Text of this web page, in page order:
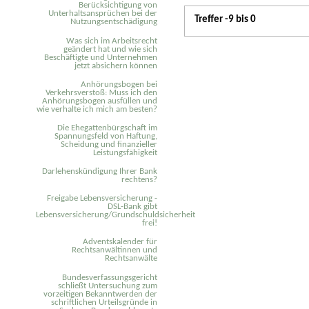
Treffer -9 bis 0
Berücksichtigung von
Unterhaltsansprüchen bei der
Nutzungsentschädigung
Was sich im Arbeitsrecht
geändert hat und wie sich
Beschäftigte und Unternehmen
jetzt absichern können
Anhörungsbogen bei
Verkehrsverstoß: Muss ich den
Anhörungsbogen ausfüllen und
wie verhalte ich mich am besten?
Die Ehegattenbürgschaft im
Spannungsfeld von Haftung,
Scheidung und finanzieller
Leistungsfähigkeit
Darlehenskündigung Ihrer Bank
rechtens?
Freigabe Lebensversicherung -
DSL-Bank gibt
Lebensversicherung/Grundschuldsicherheit
frei!
Adventskalender für
Rechtsanwältinnen und
Rechtsanwälte
Bundesverfassungsgericht
schließt Untersuchung zum
vorzeitigen Bekanntwerden der
schriftlichen Urteilsgründe in